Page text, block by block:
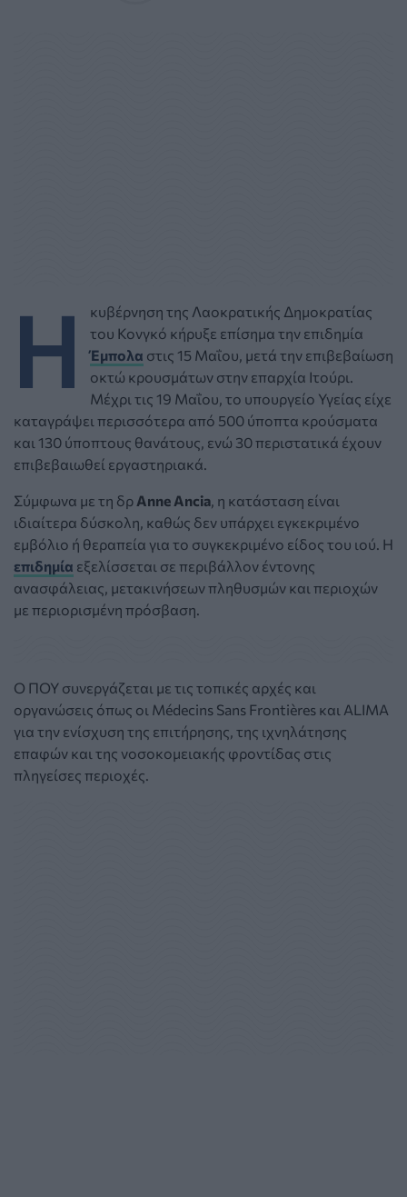
Η
κυβέρνηση της Λαοκρατικής Δημοκρατίας
του Κονγκό κήρυξε επίσημα την επιδημία
Έμπολα στις 15 Μαΐου, μετά την επιβεβαίωση
οκτώ κρουσμάτων στην επαρχία Ιτούρι.
Μέχρι τις 19 Μαΐου, το υπουργείο Υγείας είχε
καταγράψει περισσότερα από 500 ύποπτα κρούσματα
και 130 ύποπτους θανάτους, ενώ 30 περιστατικά έχουν
επιβεβαιωθεί εργαστηριακά.
Σύμφωνα με τη δρ Anne Ancia , η κατάσταση είναι
ιδιαίτερα δύσκολη, καθώς δεν υπάρχει εγκεκριμένο
εμβόλιο ή θεραπεία για το συγκεκριμένο είδος του ιού. Η
επιδημία εξελίσσεται σε περιβάλλον έντονης
ανασφάλειας, μετακινήσεων πληθυσμών και περιοχών
με περιορισμένη πρόσβαση.
Ο ΠΟΥ συνεργάζεται με τις τοπικές αρχές και
οργανώσεις όπως οι Médecins Sans Frontières και ALIMA
για την ενίσχυση της επιτήρησης, της ιχνηλάτησης
επαφών και της νοσοκομειακής φροντίδας στις
πληγείσες περιοχές.